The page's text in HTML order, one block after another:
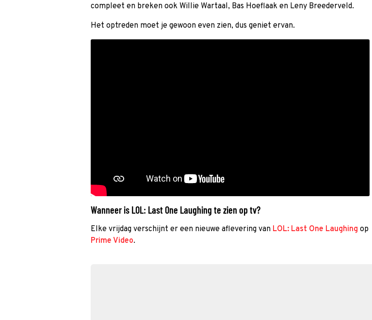
compleet en breken ook Willie Wartaal, Bas Hoeflaak en Leny Breederveld.
Het optreden moet je gewoon even zien, dus geniet ervan.
Wanneer is LOL: Last One Laughing te zien op tv?
Elke vrijdag verschijnt er een nieuwe aflevering van LOL: Last One Laughing op
Prime Video.